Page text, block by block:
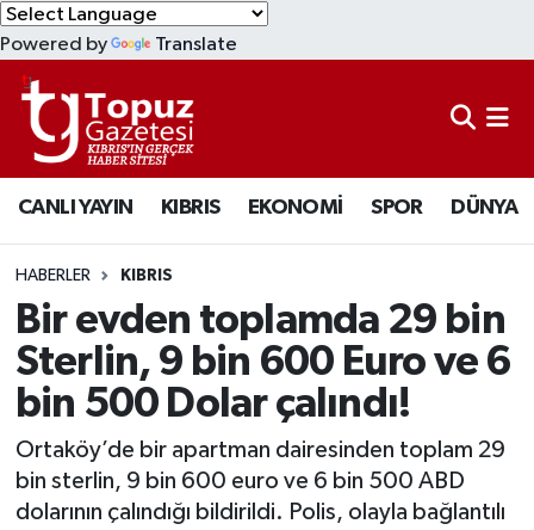
Powered by Translate
CANLI YAYIN KIBRIS EKONOMİ SPOR DÜNYA
HABERLER KIBRIS
Bir evden toplamda 29 bin
Sterlin, 9 bin 600 Euro ve 6
bin 500 Dolar çalındı!
Ortaköy’de bir apartman dairesinden toplam 29
bin sterlin, 9 bin 600 euro ve 6 bin 500 ABD
dolarının çalındığı bildirildi. Polis, olayla bağlantılı
KIBRIS
DÜNYA
EKONOMİ
MAGAZİN
SAĞLIK
SPOR
TEKNOLOJİ
TÜRKİYE
Lefkoşa Nöbetçi Eczaneler
Lefkoşa Hava Durumu
Lefkoşa Trafik Yoğunluk Haritası
Süper Lig Puan Durumu ve Fikstür
Tüm Manşetler
Son Dakika Haberleri
Haber Arşivi